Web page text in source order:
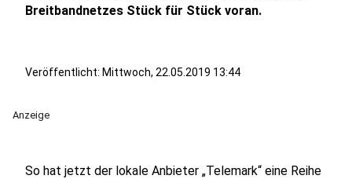
Breitbandnetzes Stück für Stück voran.
Veröffentlicht: Mittwoch, 22.05.2019 13:44
Anzeige
So hat jetzt der lokale Anbieter „Telemark“ eine Reihe